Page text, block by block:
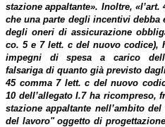
stazione appaltante». Inoltre,
che una parte degli incentivi debba
degli oneri di assicurazione
co. 5 e 7 lett. c del nuovo codice),
impegni di spesa a carico
falsariga di quanto già previsto
45 comma 7 lett. c del nuovo
10 dell’allegato I.7 ha ricompreso,
stazione appaltante nell’ambito
del lavoro" oggetto di